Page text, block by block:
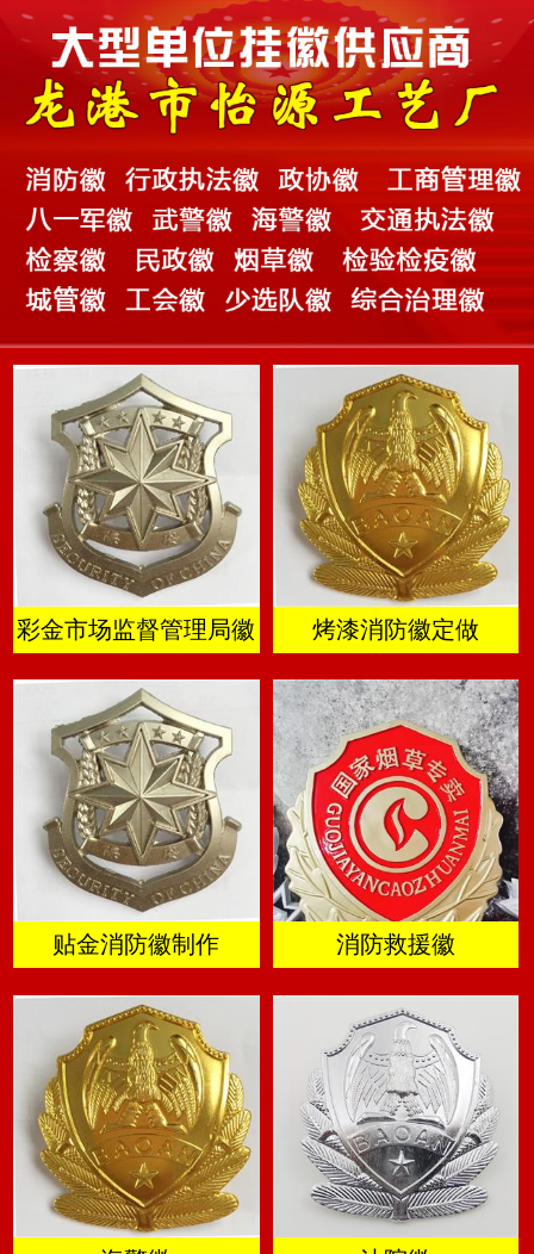
彩金市场监督管理局徽 烤漆消防徽定做
贴金消防徽制作 消防救援徽